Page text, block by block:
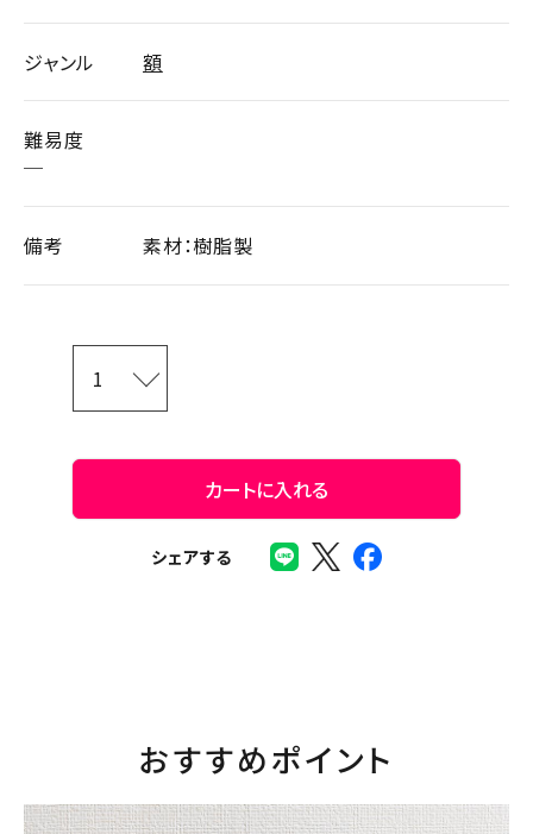
ジャンル 額
難易度
─
備考 素材：樹脂製
カートに入れる
シェアする
おすすめポイント